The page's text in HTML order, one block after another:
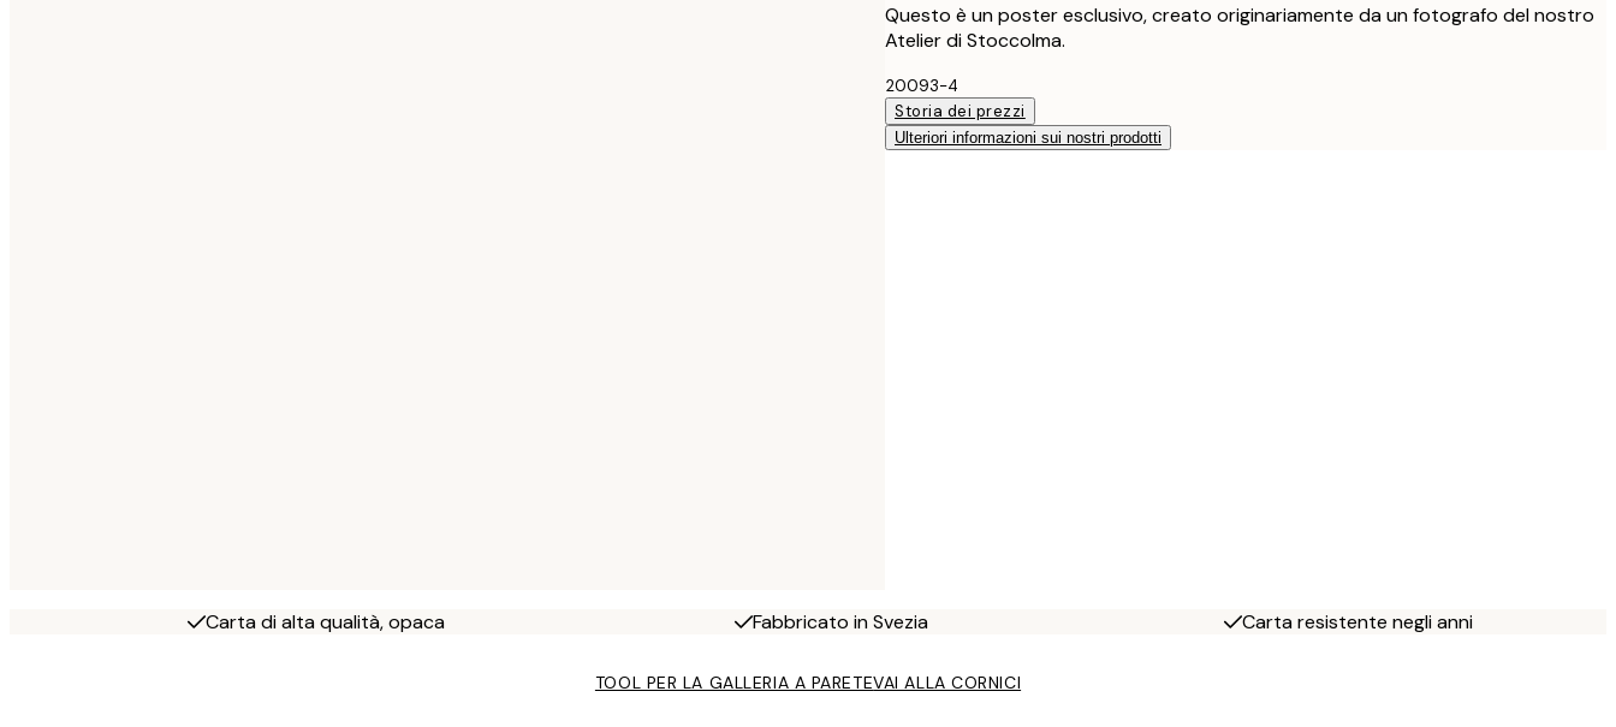
Questo è un poster esclusivo, creato originariamente da un fotografo del nostro
Atelier di Stoccolma.
20093-4
Storia dei prezzi
Ulteriori informazioni sui nostri prodotti
Carta di alta qualità, opaca Fabbricato in Svezia Carta resistente negli anni
TOOL PER LA GALLERIA A PARETEVAI ALLA CORNICI